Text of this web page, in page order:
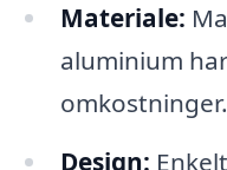
Materiale:
aluminium
omkostninger.
Design: